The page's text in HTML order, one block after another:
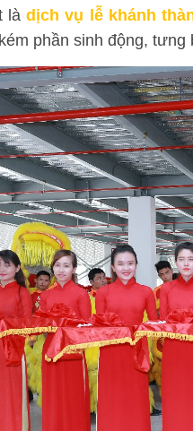
làdịch vụ lễ khánh
phần sinh động, tưng